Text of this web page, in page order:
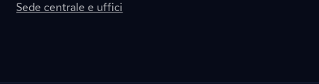
Sede centrale e uffici